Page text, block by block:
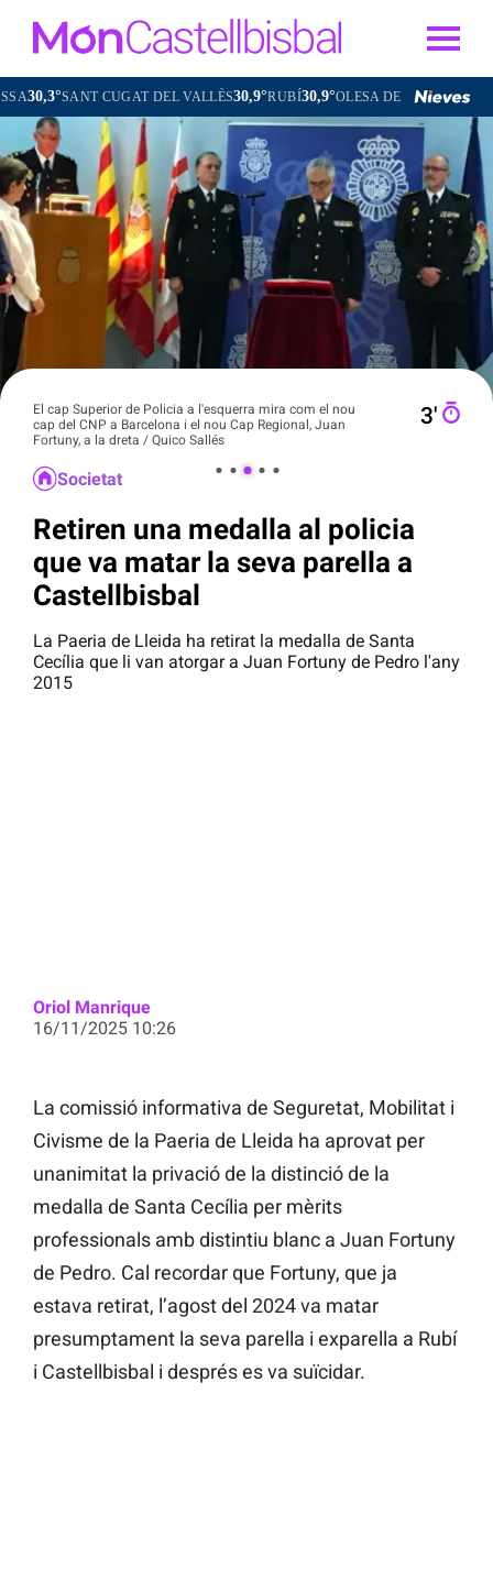
SANT CUGAT DEL VALLÈS30,9°RUBÍ30,9°OLESA DE MONTSERRAT32,3°
El cap Superior de Policia a l'esquerra mira com el nou
cap del CNP a Barcelona i el nou Cap Regional, Juan
Fortuny, a la dreta / Quico Sallés
3′
Societat
Retiren una medalla al policia
que va matar la seva parella a
Castellbisbal
La Paeria de Lleida ha retirat la medalla de Santa
Cecília que li van atorgar a Juan Fortuny de Pedro l'any
2015
Oriol Manrique
16/11/2025 10:26
La comissió informativa de Seguretat, Mobilitat i
Civisme de la Paeria de Lleida ha aprovat per
unanimitat la privació de la distinció de la
medalla de Santa Cecília per mèrits
professionals amb distintiu blanc a Juan Fortuny
de Pedro. Cal recordar que Fortuny, que ja
estava retirat, l’agost del 2024 va matar
presumptament la seva parella i exparella a Rubí
i Castellbisbal i després es va suïcidar.